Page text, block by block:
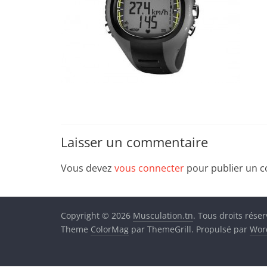
Laisser un commentaire
Vous devez vous connecter pour publier un
Copyright © 2026 Musculation.tn. Tous droits
Theme ColorMag par ThemeGrill. Propulsé par